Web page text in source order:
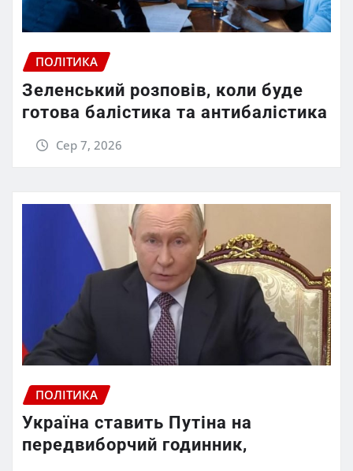
ПОЛІТИКА
Зеленський розповів, коли буде
готова балістика та антибалістика
Сер 7, 2026
ПОЛІТИКА
Україна ставить Путіна на
передвиборчий годинник,